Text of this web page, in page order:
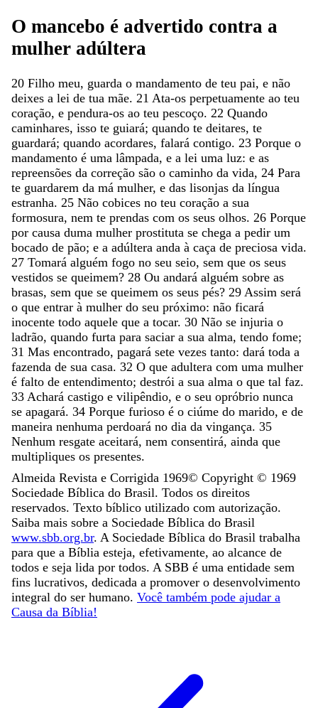
O mancebo é advertido contra a
mulher adúltera
20 Filho meu, guarda o mandamento de teu pai, e não
deixes a lei de tua mãe. 21 Ata-os perpetuamente ao teu
coração, e pendura-os ao teu pescoço. 22 Quando
caminhares, isso te guiará; quando te deitares, te
guardará; quando acordares, falará contigo. 23 Porque o
mandamento é uma lâmpada, e a lei uma luz: e as
repreensões da correção são o caminho da vida, 24 Para
te guardarem da má mulher, e das lisonjas da língua
estranha. 25 Não cobices no teu coração a sua
formosura, nem te prendas com os seus olhos. 26 Porque
por causa duma mulher prostituta se chega a pedir um
bocado de pão; e a adúltera anda à caça de preciosa vida.
27 Tomará alguém fogo no seu seio, sem que os seus
vestidos se queimem? 28 Ou andará alguém sobre as
brasas, sem que se queimem os seus pés? 29 Assim será
o que entrar à mulher do seu próximo: não ficará
inocente todo aquele que a tocar. 30 Não se injuria o
ladrão, quando furta para saciar a sua alma, tendo fome;
31 Mas encontrado, pagará sete vezes tanto: dará toda a
fazenda de sua casa. 32 O que adultera com uma mulher
é falto de entendimento; destrói a sua alma o que tal faz.
33 Achará castigo e vilipêndio, e o seu opróbrio nunca
se apagará. 34 Porque furioso é o ciúme do marido, e de
maneira nenhuma perdoará no dia da vingança. 35
Nenhum resgate aceitará, nem consentirá, ainda que
multipliques os presentes.
Almeida Revista e Corrigida 1969© Copyright © 1969
Sociedade Bíblica do Brasil. Todos os direitos
reservados. Texto bíblico utilizado com autorização.
Saiba mais sobre a Sociedade Bíblica do Brasil
www.sbb.org.br. A Sociedade Bíblica do Brasil trabalha
para que a Bíblia esteja, efetivamente, ao alcance de
todos e seja lida por todos. A SBB é uma entidade sem
fins lucrativos, dedicada a promover o desenvolvimento
integral do ser humano. Você também pode ajudar a
Causa da Bíblia!